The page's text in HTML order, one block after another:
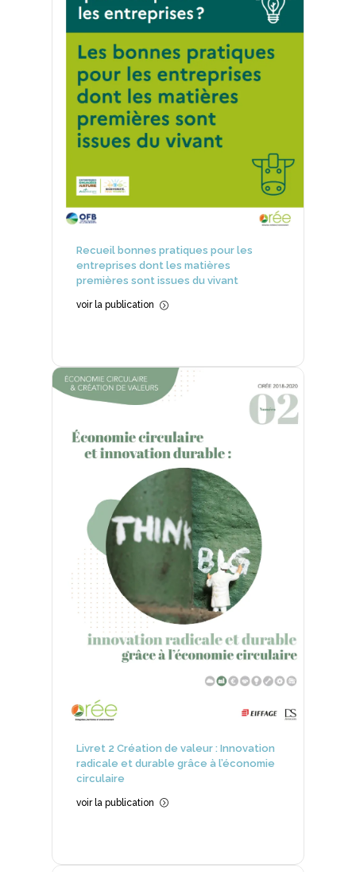
Recueil bonnes pratiques pour les
entreprises dont les matières
premières sont issues du vivant
voir la publication =
Livret 2 Création de valeur : Innovation
radicale et durable grâce à l’économie
circulaire
voir la publication =